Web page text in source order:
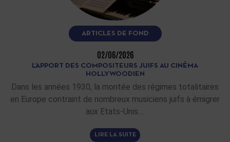
ARTICLES DE FOND
02/06/2026
L’APPORT DES COMPOSITEURS JUIFS AU CINÉMA
HOLLYWOODIEN
Dans les années 1930, la montée des régimes totalitaires
en Europe contraint de nombreux musiciens juifs à émigrer
aux Etats-Unis.…
LIRE LA SUITE